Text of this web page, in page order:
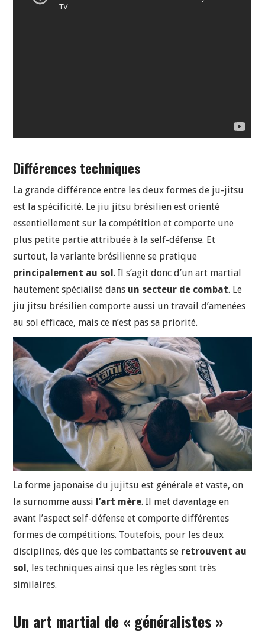
Différences techniques
La grande différence entre les deux formes de ju-jitsu
est la spécificité. Le jiu jitsu brésilien est orienté
essentiellement sur la compétition et comporte une
plus petite partie attribuée à la self-défense. Et
surtout, la variante brésilienne se pratique
principalement au sol. Il s’agit donc d’un art martial
hautement spécialisé dans un secteur de combat. Le
jiu jitsu brésilien comporte aussi un travail d’amenées
au sol efficace, mais ce n’est pas sa priorité.
La forme japonaise du jujitsu est générale et vaste, on
la surnomme aussi l’art mère. Il met davantage en
avant l’aspect self-défense et comporte différentes
formes de compétitions. Toutefois, pour les deux
disciplines, dès que les combattants se retrouvent au
sol , les techniques ainsi que les règles sont très
similaires.
Un art martial de « généralistes »